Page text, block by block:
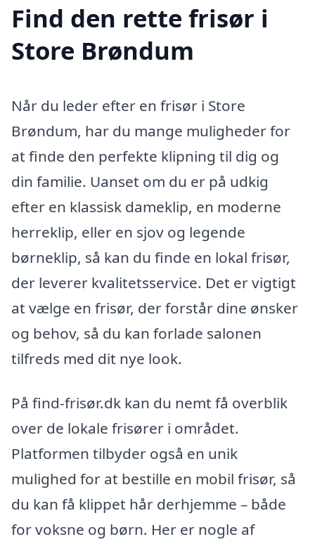
Find den rette frisør i
Store Brøndum
Når du leder efter en frisør i Store
Brøndum, har du mange muligheder for
at finde den perfekte klipning til dig og
din familie. Uanset om du er på udkig
efter en klassisk dameklip, en moderne
herreklip, eller en sjov og legende
børneklip, så kan du finde en lokal frisør,
der leverer kvalitetsservice. Det er vigtigt
at vælge en frisør, der forstår dine ønsker
og behov, så du kan forlade salonen
tilfreds med dit nye look.
På find-frisør.dk kan du nemt få overblik
over de lokale frisører i området.
Platformen tilbyder også en unik
mulighed for at bestille en mobil frisør, så
du kan få klippet hår derhjemme – både
for voksne og børn. Her er nogle af